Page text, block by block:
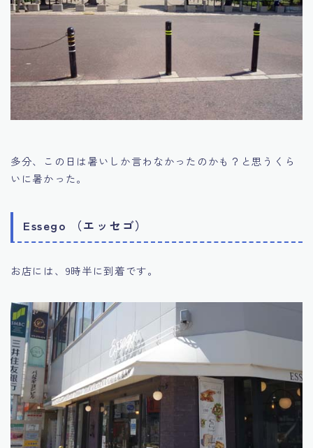
多分、この日は暑いしか言わなかったのかも？と思うくら
いに暑かった。
Essego （エッセゴ）
お店には、9時半に到着です。